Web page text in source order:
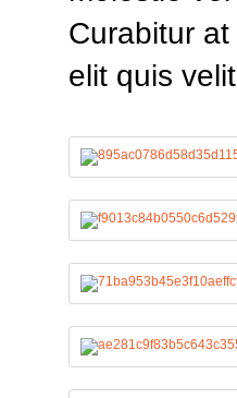
Curabitur
elit quis